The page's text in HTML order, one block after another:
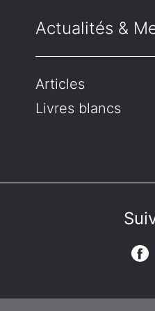
Actualités &
Articles
Livres blancs